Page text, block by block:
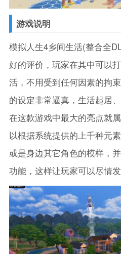
游戏说明
模拟人生4乡间生活(整合全
好的评价，玩家在其中可以
活，不用受到任何因素的拘
的设定非常逼真，生活起居
在这款游戏中最大的亮点就
以根据系统提供的上千种元
或是身边其它角色的模样，
功能，这样让玩家可以尽情发